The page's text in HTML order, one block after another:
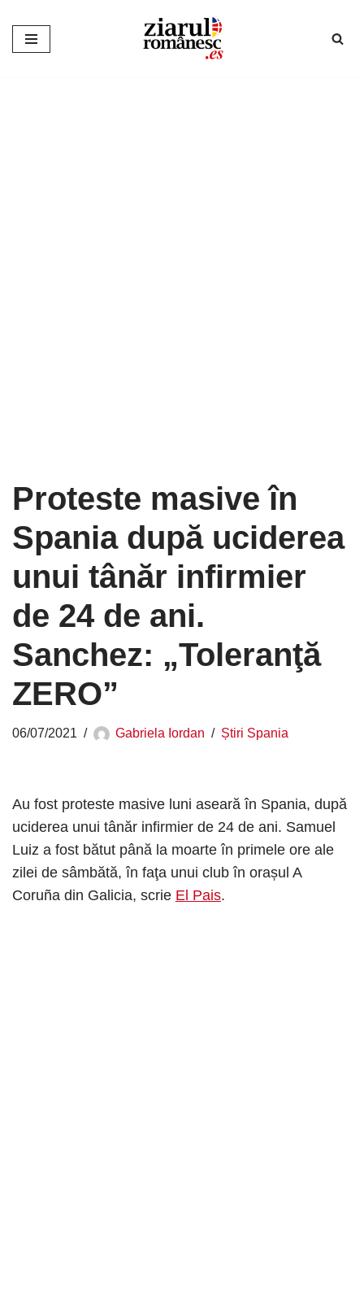
Sari
Proteste masive în
Spania după uciderea
unui tânăr infirmier
de 24 de ani.
Sanchez: „Toleranţă
ZERO”
06/07/2021 Gabriela Iordan Știri Spania
Au fost proteste masive luni aseară în Spania, după
uciderea unui tânăr infirmier de 24 de ani. Samuel
Luiz a fost bătut până la moarte în primele ore ale
zilei de sâmbătă, în faţa unui club în orașul A
Coruña din Galicia, scrie El Pais.